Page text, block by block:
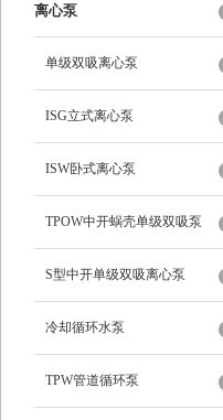
离心泵
单级双吸离心泵
ISG立式离心泵
ISW卧式离心泵
TPOW中开蜗壳单级双吸泵
S型中开单级双吸离心泵
冷却循环水泵
TPW管道循环泵